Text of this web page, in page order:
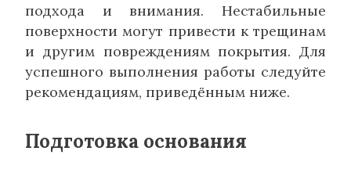
подхода и внимания. Нестабильные
поверхности могут привести к трещинам
и другим повреждениям покрытия. Для
успешного выполнения работы следуйте
рекомендациям, приведённым ниже.
Подготовка основания